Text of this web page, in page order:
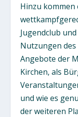
Hinzu kommen
Jugendclub
Nutzungen
Angebote der
Kirchen, als
und wie es
der weiteren